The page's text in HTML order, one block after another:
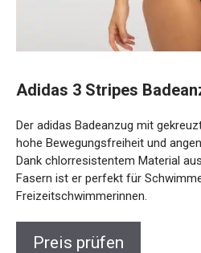
Adidas 3 Stripes
Der adidas Badeanzug mit
hohe Bewegungsfreiheit und
Dank chlorresistentem Material
Fasern ist er perfekt für
Freizeitschwimmerinnen.
Preis prüfen